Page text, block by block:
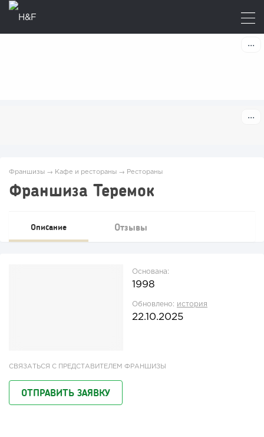
Франшизы → Кафе и рестораны → Рестораны
Франшиза Теремок
Описание Отзывы
Основана:
1998
Обновлено: история
22.10.2025
СВЯЗАТЬСЯ С ПРЕДСТАВИТЕЛЕМ ФРАНШИЗЫ
ОТПРАВИТЬ ЗАЯВКУ